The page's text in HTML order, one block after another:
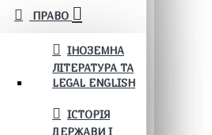
ПРАВО
ІНОЗЕМНА
ЛІТЕРАТУРА ТА
LEGAL ENGLISH
ІСТОРІЯ
ДЕРЖАВИ І